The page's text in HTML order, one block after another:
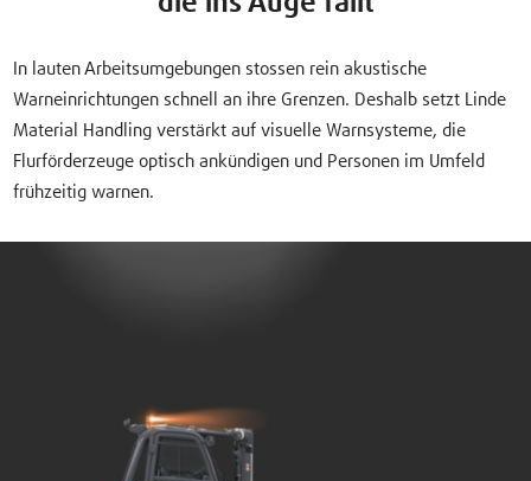
In lauten Arbeitsumgebungen stossen rein akustische
Warneinrichtungen schnell an ihre Grenzen. Deshalb setzt Linde
Material Handling verstärkt auf visuelle Warnsysteme, die
Flurförderzeuge optisch ankündigen und Personen im Umfeld
frühzeitig warnen.